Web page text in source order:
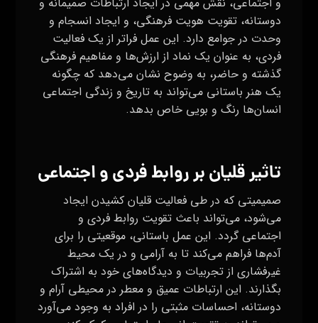
تاثیرقلیانبر روابط فردی و اجتماعی
صمیمیتی که در طی فعالیت قلیان کشیدن ایجاد
می‌شود، می‌تواند باعث تقویت روابط فردی و
اجتماعی گردد. این عمل باستانی، موقعیتی را برای
آدم‌ها فراهم می‌کند تا به آرامی و در یک محیط
دوستانه، احساسات مثبتی را در افراد به وجود می‌آورد
و می‌تواند به تقویت انسجام اجتماعی کمک کند.
همچنین، قلیان به عنوان یک عنصر فرهنگی و آیینی،
ارزش‌ها و باورهای مردم را نیز به تصویر می‌کشد. این
عمل به نوعی نماینده‌ی همبستگی و هماهنگی در
جوامع است و نشان می‌دهد که چگونه یک فعالیت
ساده می‌تواند به عنوان نمادی از همبستگی و تعاملات
اجتماعی و فرهنگی در جامعه شناخته شود.